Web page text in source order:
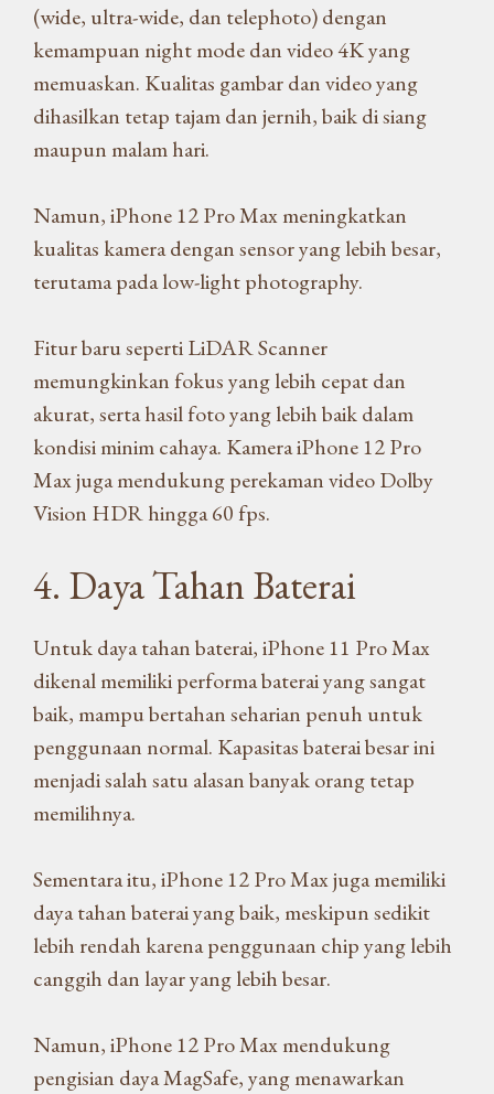
(wide, ultra-wide, dan telephoto) dengan
kemampuan night mode dan video 4K yang
memuaskan. Kualitas gambar dan video yang
dihasilkan tetap tajam dan jernih, baik di siang
maupun malam hari.
Namun, iPhone 12 Pro Max meningkatkan
kualitas kamera dengan sensor yang lebih besar,
terutama pada low-light photography.
Fitur baru seperti LiDAR Scanner
memungkinkan fokus yang lebih cepat dan
akurat, serta hasil foto yang lebih baik dalam
kondisi minim cahaya. Kamera iPhone 12 Pro
Max juga mendukung perekaman video Dolby
Vision HDR hingga 60 fps.
4. Daya Tahan Baterai
Untuk daya tahan baterai, iPhone 11 Pro Max
dikenal memiliki performa baterai yang sangat
baik, mampu bertahan seharian penuh untuk
penggunaan normal. Kapasitas baterai besar ini
menjadi salah satu alasan banyak orang tetap
memilihnya.
Sementara itu, iPhone 12 Pro Max juga memiliki
daya tahan baterai yang baik, meskipun sedikit
lebih rendah karena penggunaan chip yang lebih
canggih dan layar yang lebih besar.
Namun, iPhone 12 Pro Max mendukung
pengisian daya MagSafe, yang menawarkan